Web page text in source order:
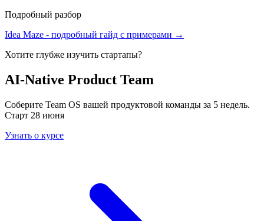
Подробный разбор
Idea Maze - подробный гайд с примерами →
Хотите глубже изучить стартапы?
AI-Native Product Team
Соберите Team OS вашей продуктовой команды за 5 недель.
Старт 28 июня
Узнать о курсе